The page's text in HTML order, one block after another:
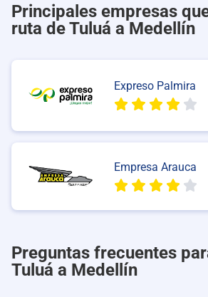
Principales empresas
ruta de Tuluá a Medellín
Expreso Palmira
Empresa Arauca
Preguntas frecuentes
Tuluá a Medellín